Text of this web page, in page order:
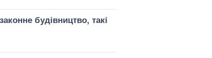
будівництво, такі